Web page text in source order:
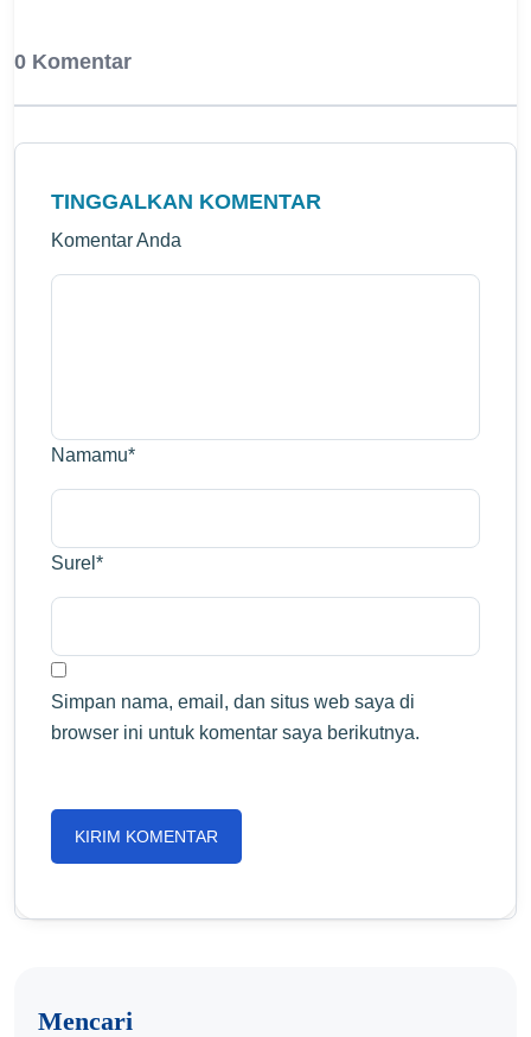
0 Komentar
TINGGALKAN KOMENTAR
Komentar Anda
Namamu*
Surel *
Simpan nama, email, dan situs web saya di
browser ini untuk komentar saya berikutnya.
Mencari